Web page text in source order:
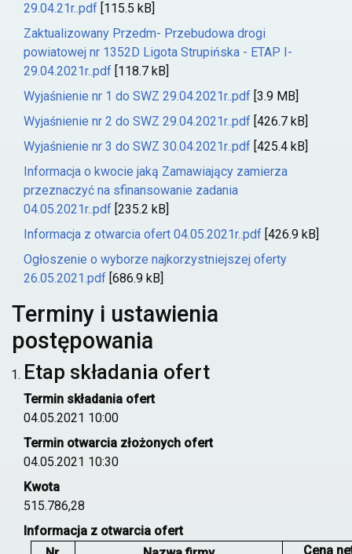
29.04.21r..pdf [115.5 kB]
Zaktualizowany Przedm- Przebudowa drogi
powiatowej nr 1352D Ligota Strupińska - ETAP I-
29.04.2021r..pdf [118.7 kB]
Wyjaśnienie nr 1 do SWZ 29.04.2021r..pdf [3.9 MB]
Wyjaśnienie nr 2 do SWZ 29.04.2021r..pdf [426.7 kB]
Wyjaśnienie nr 3 do SWZ 30.04.2021r..pdf [425.4 kB]
Informacja o kwocie jaką Zamawiający zamierza
przeznaczyć na sfinansowanie zadania
04.05.2021r..pdf [235.2 kB]
Informacja z otwarcia ofert 04.05.2021r..pdf [426.9 kB]
Ogłoszenie o wyborze najkorzystniejszej oferty
26.05.2021.pdf [686.9 kB]
Terminy i ustawienia
postępowania
Etap składania ofert
Termin składania ofert
04.05.2021 10:00
Termin otwarcia złożonych ofert
04.05.2021 10:30
Kwota
515.786,28
Informacja z otwarcia ofert
Cena